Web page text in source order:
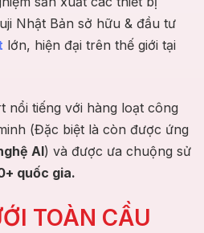
Nhật Bản sở hữu & đầu tư
lớn, hiện đại trên thế giới tại
nổi tiếng với hàng loạt công
(Đặc biệt là còn được ứng
AI) và được ưa chuộng sử
quốc gia.
TOÀN CẦU